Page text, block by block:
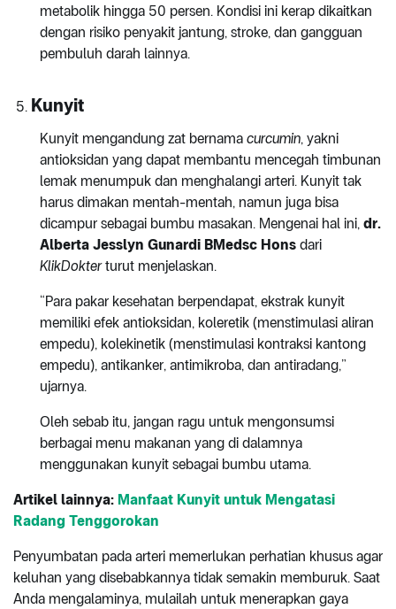
metabolik hingga 50 persen. Kondisi ini kerap dikaitkan
dengan risiko penyakit jantung, stroke, dan gangguan
pembuluh darah lainnya.
Kunyit
Kunyit mengandung zat bernama curcumin, yakni
antioksidan yang dapat membantu mencegah timbunan
lemak menumpuk dan menghalangi arteri. Kunyit tak
harus dimakan mentah-mentah, namun juga bisa
dicampur sebagai bumbu masakan. Mengenai hal ini, dr.
Alberta Jesslyn Gunardi BMedsc Hons dari
KlikDokterturut menjelaskan.
“Para pakar kesehatan berpendapat, ekstrak kunyit
memiliki efek antioksidan, koleretik (menstimulasi aliran
empedu), kolekinetik (menstimulasi kontraksi kantong
empedu), antikanker, antimikroba, dan antiradang,”
ujarnya.
Oleh sebab itu, jangan ragu untuk mengonsumsi
berbagai menu makanan yang di dalamnya
menggunakan kunyit sebagai bumbu utama.
Artikel lainnya: Manfaat Kunyit untuk Mengatasi
Radang Tenggorokan
Penyumbatan pada arteri memerlukan perhatian khusus agar
keluhan yang disebabkannya tidak semakin memburuk. Saat
Anda mengalaminya, mulailah untuk menerapkan gaya